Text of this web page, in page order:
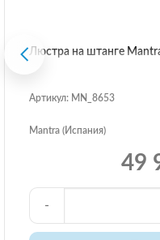
Люстра на штанге
Артикул: MN_8653
Mantra (Испания)
49
-